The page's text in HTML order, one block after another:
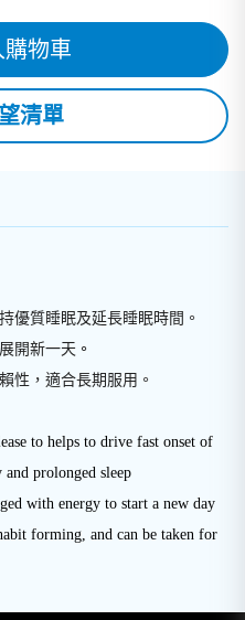
購物車
清單
優質睡眠及延長睡眠時間。
開新一天 。
性，適合長期服用。
to helps to drive fast onset of
and prolonged sleep
with energy to start a new day
forming, and can be taken for